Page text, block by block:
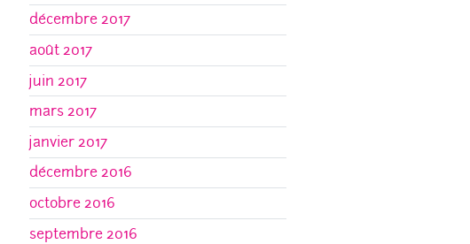
décembre 2017
août 2017
juin 2017
mars 2017
janvier 2017
décembre 2016
octobre 2016
septembre 2016